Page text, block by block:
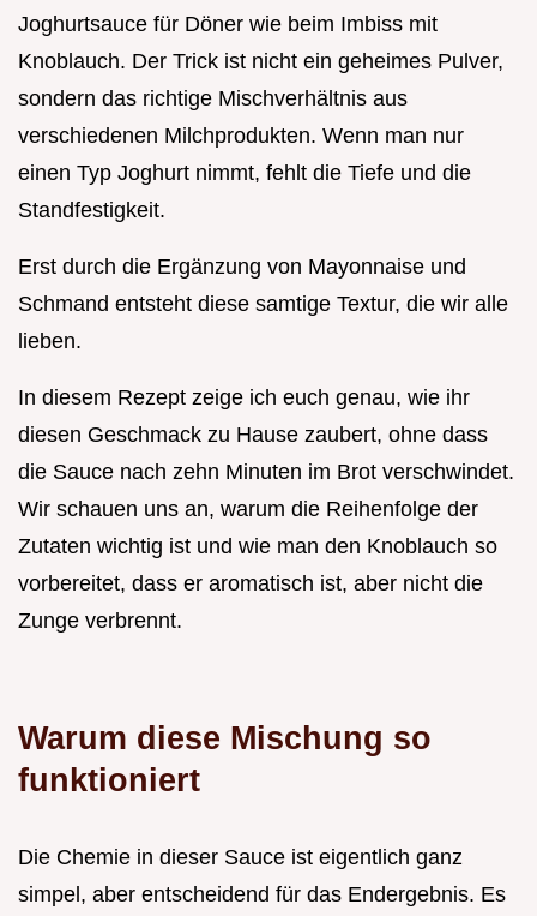
Joghurtsauce für Döner wie beim Imbiss mit
Knoblauch. Der Trick ist nicht ein geheimes Pulver,
sondern das richtige Mischverhältnis aus
verschiedenen Milchprodukten. Wenn man nur
einen Typ Joghurt nimmt, fehlt die Tiefe und die
Standfestigkeit.
Erst durch die Ergänzung von Mayonnaise und
Schmand entsteht diese samtige Textur, die wir alle
lieben.
In diesem Rezept zeige ich euch genau, wie ihr
diesen Geschmack zu Hause zaubert, ohne dass
die Sauce nach zehn Minuten im Brot verschwindet.
Wir schauen uns an, warum die Reihenfolge der
Zutaten wichtig ist und wie man den Knoblauch so
vorbereitet, dass er aromatisch ist, aber nicht die
Zunge verbrennt.
Warum diese Mischung so
funktioniert
Die Chemie in dieser Sauce ist eigentlich ganz
simpel, aber entscheidend für das Endergebnis. Es